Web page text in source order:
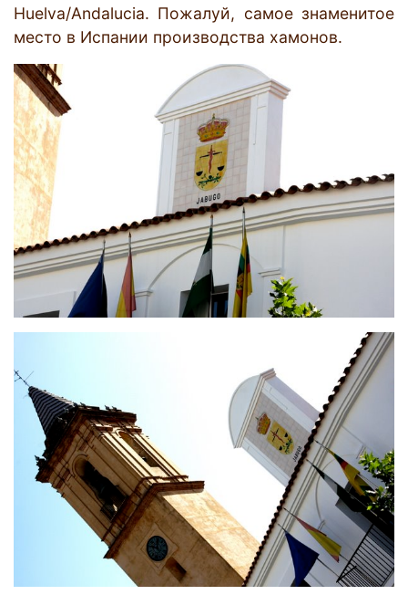
Huelva/Andalucia. Пожалуй, самое знаменитое
место в Испании производства хамонов.